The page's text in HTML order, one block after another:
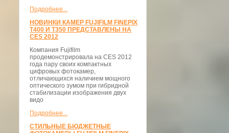
Подробнее...
НОВИНКИ КАМЕР FUJIFILM FINEPIX
T400 И T350 ПРЕДСТАВЛЕНЫ НА
CES 2012
Компания Fujifilm
продемонстрировала на CES 2012
года пару своих компактных
цифровых фотокамер,
отличающихся наличием мощного
оптического зумом при гибридной
стабилизации изображения двух
видо
Подробнее...
СТИЛЬНЫЕ БЮДЖЕТНЫЕ